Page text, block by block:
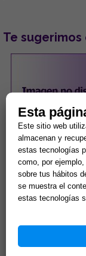
Te
PENDIENTES
OJOS TURCOS
CON PESTAÑAS
Esta
Este sitio web
almacenan y
estas tecnologías
como, por
sobre tus hábitos
se muestra el
estas tecnologías